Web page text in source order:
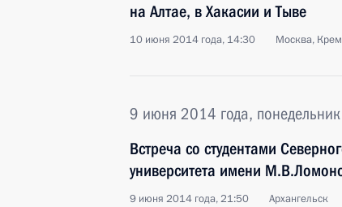
на Алтае, в Хакасии и Тыве
10 июня 2014 года, 14:30 Москва,
9 июня 2014 года, понедельник
Встреча со студентами
университета имени
9 июня 2014 года, 21:50 Архангельск